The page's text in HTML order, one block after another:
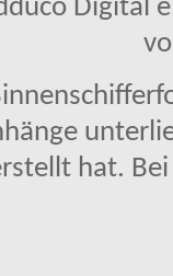
Digital
hat.